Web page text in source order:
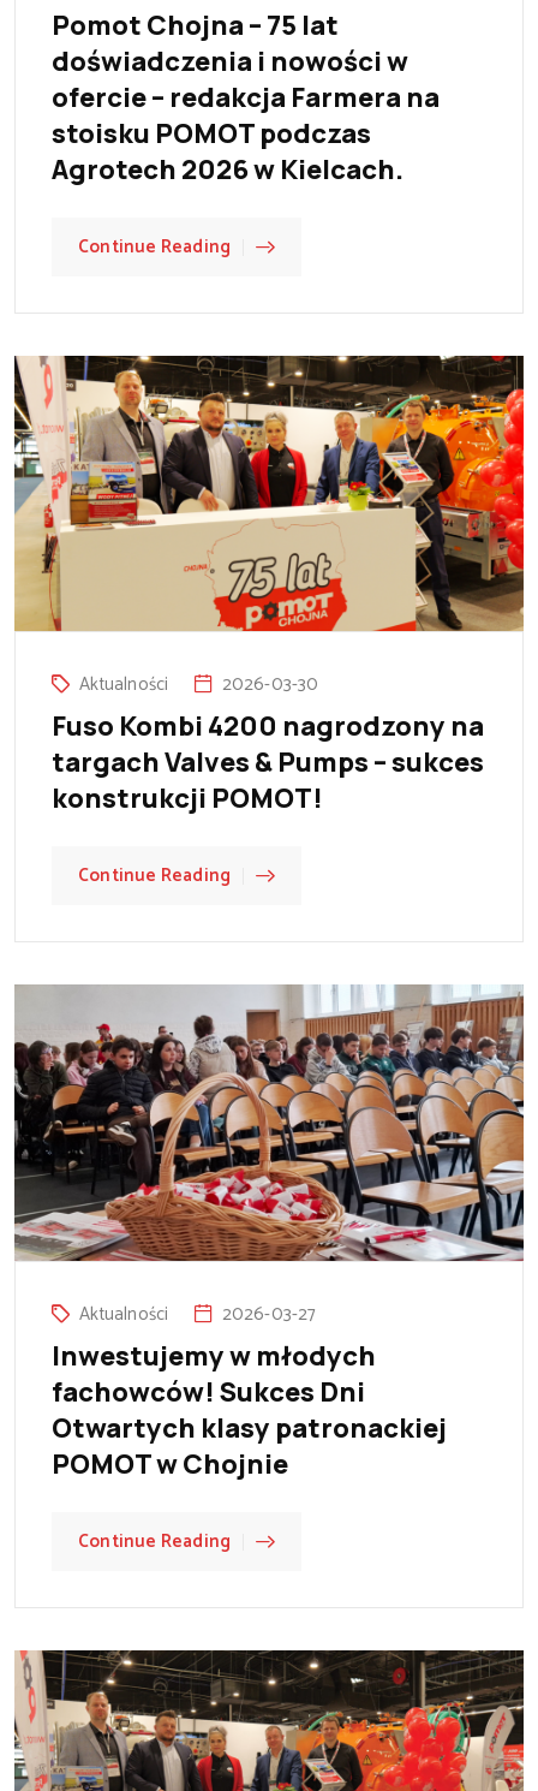
Pomot Chojna – 75 lat
doświadczenia i nowości w
ofercie – redakcja Farmera na
stoisku POMOT podczas
Agrotech 2026 w Kielcach.
Continue Reading
Aktualności 2026-03-30
Fuso Kombi 4200 nagrodzony na
targach Valves & Pumps – sukces
konstrukcji POMOT!
Continue Reading
Aktualności 2026-03-27
Inwestujemy w młodych
fachowców! Sukces Dni
Otwartych klasy patronackiej
POMOT w Chojnie
Continue Reading